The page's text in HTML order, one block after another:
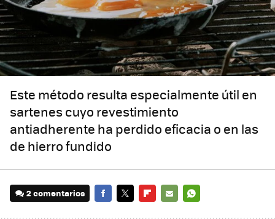
Este método resulta especialmente útil en
sartenes cuyo revestimiento
antiadherente ha perdido eficacia o en las
de hierro fundido
2 comentarios